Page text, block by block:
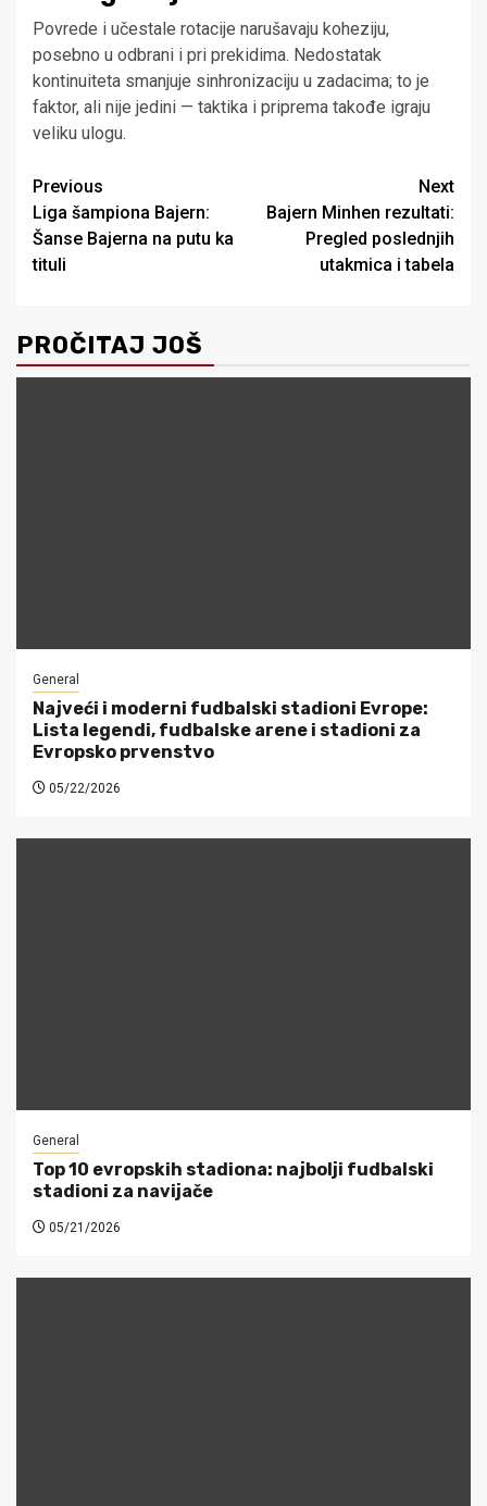
Povrede i učestale rotacije narušavaju koheziju,
posebno u odbrani i pri prekidima. Nedostatak
kontinuiteta smanjuje sinhronizaciju u zadacima; to je
faktor, ali nije jedini — taktika i priprema takođe igraju
veliku ulogu.
Post
navigation
Previous
Liga šampiona Bajern:
Šanse Bajerna na putu ka
tituli
Next
Bajern Minhen rezultati:
Pregled poslednjih
utakmica i tabela
PROČITAJ JOŠ
General
Najveći i moderni fudbalski stadioni Evrope:
Lista legendi, fudbalske arene i stadioni za
Evropsko prvenstvo
05/22/2026
General
Top 10 evropskih stadiona: najbolji fudbalski
stadioni za navijače
05/21/2026